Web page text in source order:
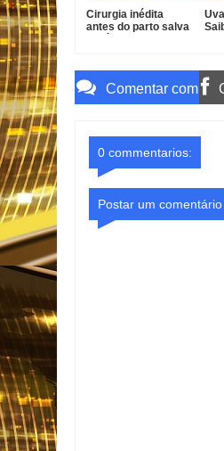
Cirurgia inédita
antes do parto salva
Comentar com
0 commentarios:
Postar um comentário